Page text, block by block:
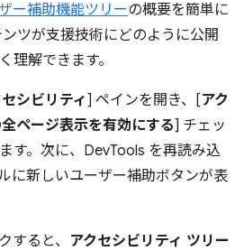
ー補助機能ツリーの概要を簡単に
ツが支援技術にどのように公開
理解できます。
シビリティ ] ペインを開き、[アク
ページ表示を有効にする] チェッ
す。次に、DevTools を再読み込
に新しいユーザー補助ボタンが表
すると、 アクセシビリティ ツリー